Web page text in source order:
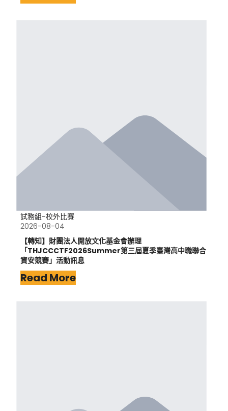
試務組-校外比賽
2026-08-04
【轉知】財團法人開放文化基金會辦理
「THJCCCTF2026Summer第三屆夏季臺灣高中職聯合
資安競賽」活動訊息
Read More